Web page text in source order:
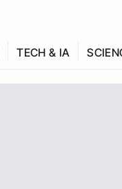
TECH & IA